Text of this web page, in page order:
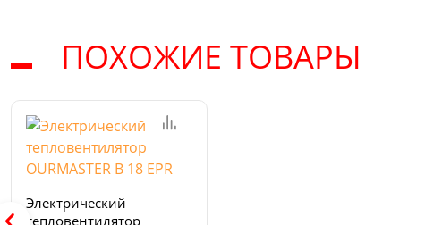
ПОХОЖИЕ ТОВАРЫ
Электрический
тепловентилятор